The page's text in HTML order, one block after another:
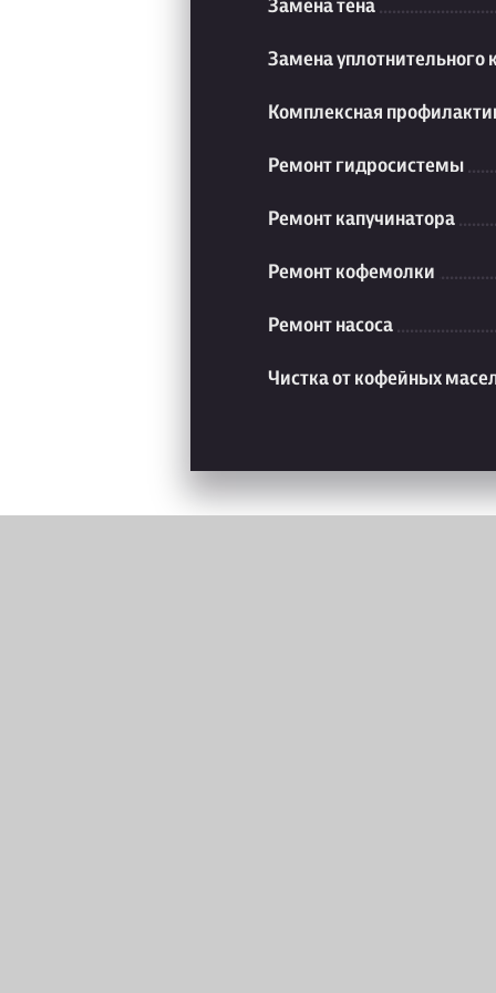
Замена тена
Замена уплотнительного
Комплексная
Ремонт гидросистемы
Ремонт капучинатора
Ремонт кофемолки
Ремонт насоса
Чистка от кофейных